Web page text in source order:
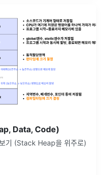
Data, Code)
기 (Stack Heap을 위주로)